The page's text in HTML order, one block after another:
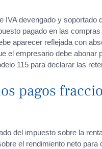
IVA devengado y
pagado en las
aparecer reflejada con
el empresario debe abonar
115 para declarar las
pagos
del impuesto sobre la
el rendimiento neto